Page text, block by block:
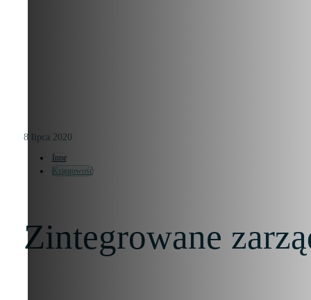
8 lipca 2020
Inne
Księgowość
Zintegrowane